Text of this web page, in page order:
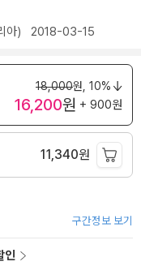
아) 2018-03-15
18,000원, 10%
16,200원 + 900원
11,340원
구간정보 보기
인